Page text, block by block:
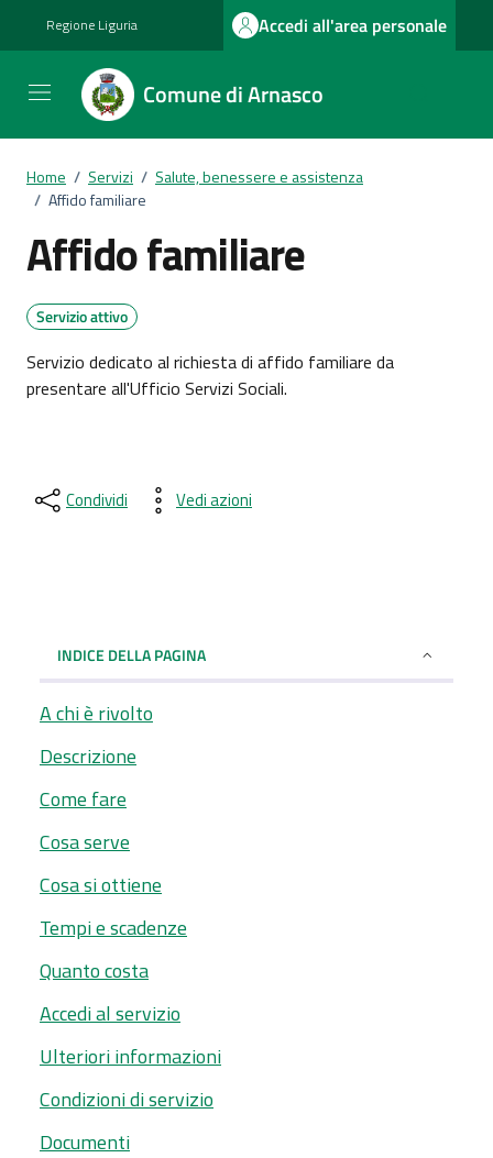
Regione Liguria Accedi all'area personale
Comune di Arnasco
Home / Servizi / Salute, benessere e assistenza
/ Affido familiare
Affido familiare
Servizio attivo
Servizio dedicato al richiesta di affido familiare da
presentare all'Ufficio Servizi Sociali.
Condividi Vedi azioni
INDICE DELLA PAGINA
A chi è rivolto
Descrizione
Come fare
Cosa serve
Cosa si ottiene
Tempi e scadenze
Quanto costa
Accedi al servizio
Ulteriori informazioni
Condizioni di servizio
Documenti